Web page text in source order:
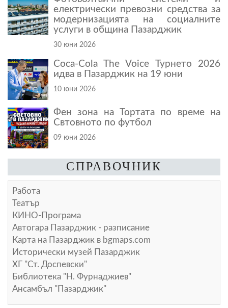
електрически превозни средства за
модернизацията на социалните
услуги в община Пазарджик
30 юни 2026
Coca-Cola The Voice Турнето 2026
идва в Пазарджик на 19 юни
10 юни 2026
Фен зона на Тортата по време на
Свтовното по футбол
09 юни 2026
СПРАВОЧНИК
Работа
Театър
КИНО-Програма
Автогара Пазарджик - разписание
Карта на Пазарджик в bgmaps.com
Исторически музей Пазарджик
ХГ "Ст. Доспевски"
Библиотека "Н. Фурнаджиев"
Ансамбъл "Пазарджик"